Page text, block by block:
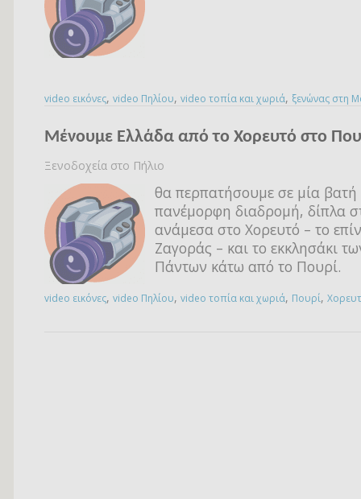
video εικόνες, video Πηλίου, video τοπία και χωριά, ξενώνας στη
Μένουμε Ελλάδα από το Χορευτό στο
Ξενοδοχεία στο Πήλιο
θα περπατήσουμε σε μία βατή
πανέμορφη διαδρομή, δίπλα
ανάμεσα στο Χορευτό – το
Ζαγοράς – και το εκκλησάκι
Πάντων κάτω από το Πουρί.
video εικόνες, video Πηλίου, video τοπία και χωριά, Πουρί,